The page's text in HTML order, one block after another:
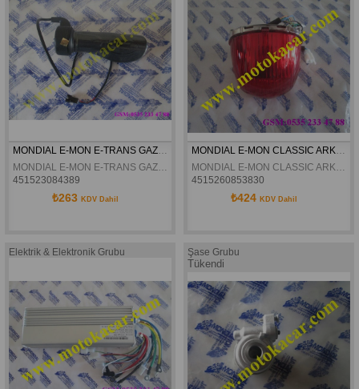
MONDIAL E-MON E-TRANS GAZ KOLU ORJINAL
MONDIAL E-MON E-TRANS GAZ KOLU ORJINAL
451523084389
₺263 KDV Dahil
4515260853830
₺424 KDV Dahil
Elektrik & Elektronik Grubu Şase Grubu
Tükendi